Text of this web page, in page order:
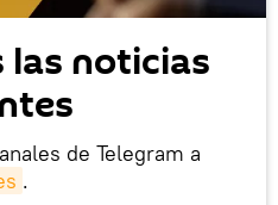
las noticias
de Telegram a
.